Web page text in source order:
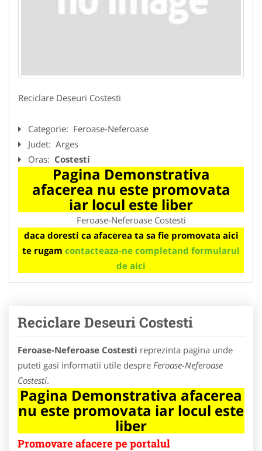
Reciclare Deseuri Costesti
Categorie: Feroase-Neferoase
Judet: Arges
Oras: Costesti
Pagina Demonstrativa
afacerea nu este promovata
iar locul este liber
Feroase-Neferoase Costesti
daca doresti ca afacerea ta sa fie promovata aici
te rugam contacteaza-ne completand formularul
de aici
Reciclare Deseuri Costesti
Feroase-Neferoase Costesti reprezinta pagina unde
puteti gasi informatii utile despre Feroase-Neferoase
Costesti.
Pagina Demonstrativa afacerea
nu este promovata iar locul este
liber
Promovare afacere pe portalul